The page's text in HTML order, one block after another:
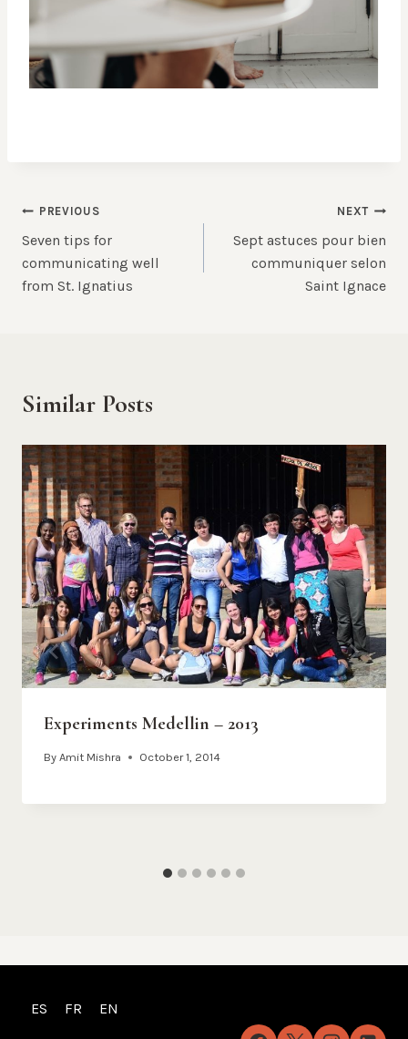
Post
navigation
PREVIOUS
Seven tips for
communicating well
from St. Ignatius
NEXT
Sept astuces pour bien
communiquer selon
Saint Ignace
Similar Posts
Experiments Medellin – 2013
By Amit Mishra October 1, 2014
ES FR EN